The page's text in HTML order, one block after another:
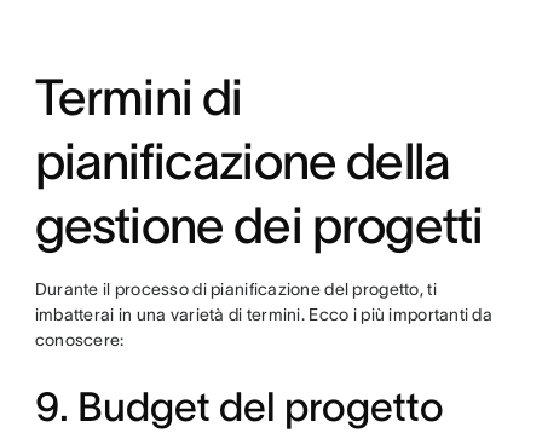
Termini di
pianificazione della
gestione dei progetti
Durante il processo di pianificazione del progetto, ti
imbatterai in una varietà di termini. Ecco i più importanti da
conoscere:
9. Budget del progetto